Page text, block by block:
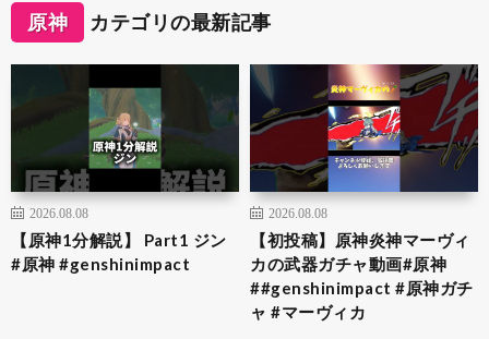
原神 カテゴリの最新記事
2026.08.08
【原神1分解説】 Part1 ジン
#原神 #genshinimpact
2026.08.08
【初投稿】原神炎神マーヴィ
カの武器ガチャ動画#原神
##genshinimpact #原神ガチ
ャ #マーヴィカ